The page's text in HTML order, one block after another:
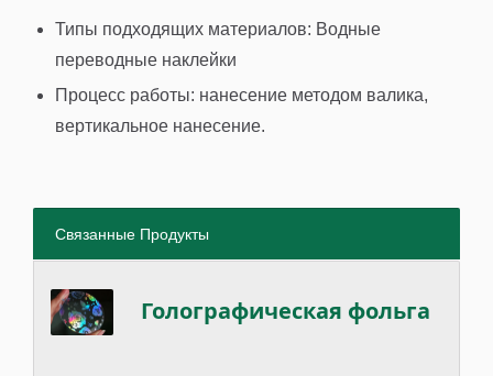
Типы подходящих материалов: Водные
переводные наклейки
Процесс работы: нанесение методом валика,
вертикальное нанесение.
Связанные Продукты
Голографическая фольга